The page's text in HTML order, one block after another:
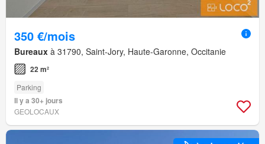
350 €/mois
Bureaux à 31790, Saint-Jory, Haute-Garonne, Occitanie
22 m²
Parking
Il y a 30+ jours
GEOLOCAUX